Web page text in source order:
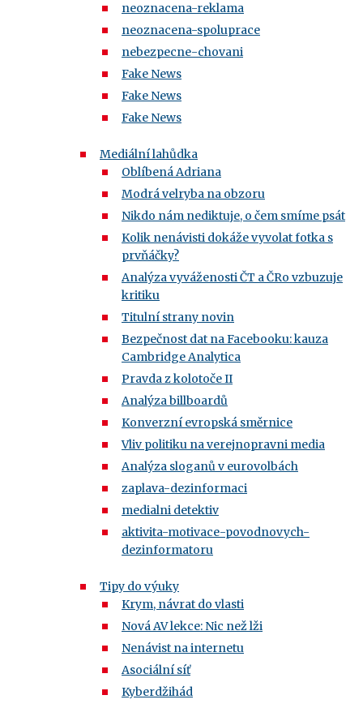
neoznacena-reklama
neoznacena-spoluprace
nebezpecne-chovani
Fake News
Fake News
Fake News
Mediální lahůdka
Oblíbená Adriana
Modrá velryba na obzoru
Nikdo nám nediktuje, o čem smíme psát
Kolik nenávisti dokáže vyvolat fotka s
prvňáčky?
Analýza vyváženosti ČT a ČRo vzbuzuje
kritiku
Titulní strany novin
Bezpečnost dat na Facebooku: kauza
Cambridge Analytica
Pravda z kolotoče II
Analýza billboardů
Konverzní evropská směrnice
Vliv politiku na verejnopravni media
Analýza sloganů v eurovolbách
zaplava-dezinformaci
medialni detektiv
aktivita-motivace-povodnovych-
dezinformatoru
Tipy do výuky
Krym, návrat do vlasti
Nová AV lekce: Nic než lži
Nenávist na internetu
Asociální síť
Kyberdžihád